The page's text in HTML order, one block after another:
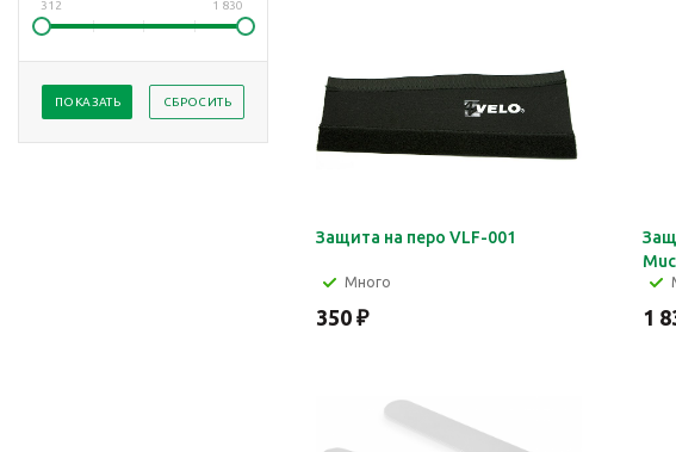
312 1 830
ПОКАЗАТЬ СБРОСИТЬ
Защита на перо VLF-001
Много
350 ₽ 1